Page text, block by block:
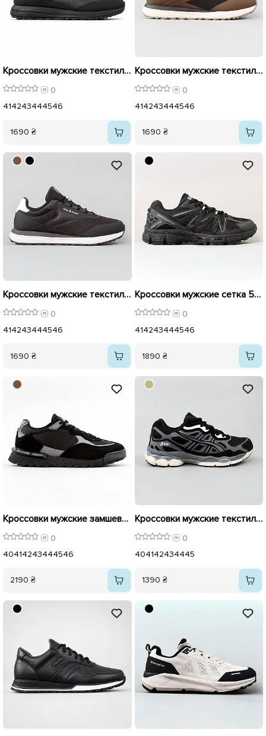
Кроссовки мужские текстильные 595942 Черные
0
414243444546
1690 ₴
Кроссовки мужские текстильные 595943 Коричневые
0
414243444546
1690 ₴
Кроссовки мужские текстильные 595815 Черные
0
414243444546
1690 ₴
Кроссовки мужские сетка 595632 Черный
0
414243444546
1890 ₴
Кроссовки мужские замшевые с эко кожей 594894 Черный
0
40414243444546
2190 ₴
Кроссовки мужские текстиль 596133 Черные
0
404142434445
1390 ₴